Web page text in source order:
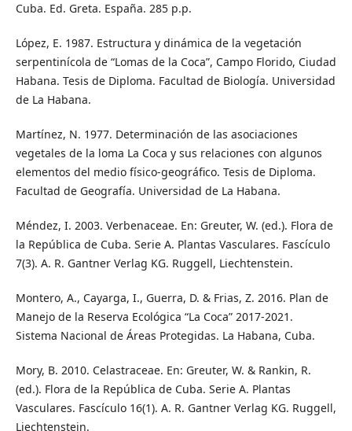
Cuba. Ed. Greta. España. 285 p.p.
López, E. 1987. Estructura y dinámica de la vegetación
serpentinícola de “Lomas de la Coca”, Campo Florido, Ciudad
Habana. Tesis de Diploma. Facultad de Biología. Universidad
de La Habana.
Martínez, N. 1977. Determinación de las asociaciones
vegetales de la loma La Coca y sus relaciones con algunos
elementos del medio físico-geográfico. Tesis de Diploma.
Facultad de Geografía. Universidad de La Habana.
Méndez, I. 2003. Verbenaceae. En: Greuter, W. (ed.). Flora de
la República de Cuba. Serie A. Plantas Vasculares. Fascículo
7(3). A. R. Gantner Verlag KG. Ruggell, Liechtenstein.
Montero, A., Cayarga, I., Guerra, D. & Frias, Z. 2016. Plan de
Manejo de la Reserva Ecológica “La Coca” 2017-2021.
Sistema Nacional de Áreas Protegidas. La Habana, Cuba.
Mory, B. 2010. Celastraceae. En: Greuter, W. & Rankin, R.
(ed.). Flora de la República de Cuba. Serie A. Plantas
Vasculares. Fascículo 16(1). A. R. Gantner Verlag KG. Ruggell,
Liechtenstein.